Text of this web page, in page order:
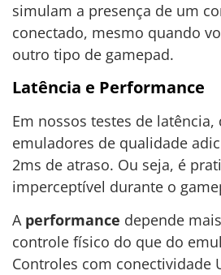
simulam a presença de um
conectado, mesmo quando
outro tipo de gamepad.
Latência e Performance
Em nossos testes de
emuladores de qualidade
2ms de atraso. Ou seja, é
imperceptível durante o
A performance depende
controle físico do que do
Controles com conectividade